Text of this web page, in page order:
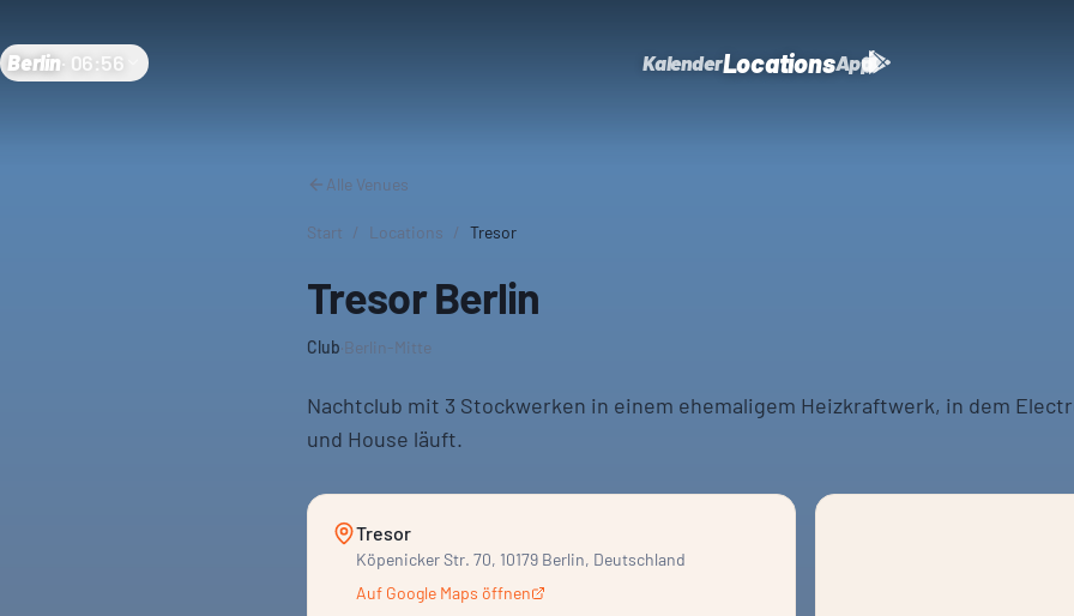
Berlin 06:56 KalenderLocationsApp
Alle Venues
Start / Locations / Tresor
Tresor Berlin
Club·Berlin-Mitte
Nachtclub mit 3 Stockwerken in einem ehemaligem Heizkraftwerk, in dem
und House läuft.
Tresor
Köpenicker Str. 70, 10179 Berlin, Deutschland
Auf Google Maps öffnen